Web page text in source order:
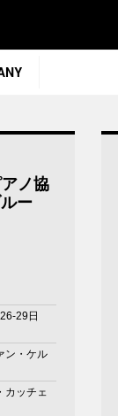
ノ協
ー
29日
ン・ケル
カッチェ